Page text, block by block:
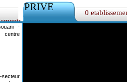
-
centre
secteur
PRIVE 0